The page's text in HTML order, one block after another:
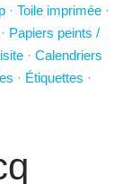
· Toile imprimée ·
· Papiers peints /
· Calendriers
· Étiquettes ·